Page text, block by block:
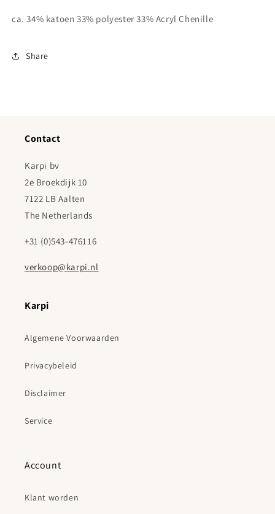
ca. 34% katoen 33% polyester 33% Acryl Chenille
Share
Contact
Karpi bv
2e Broekdijk 10
7122 LB Aalten
The Netherlands
+31 (0)543-476116
verkoop@karpi.nl
Karpi
Algemene Voorwaarden
Privacybeleid
Disclaimer
Service
Account
Klant worden